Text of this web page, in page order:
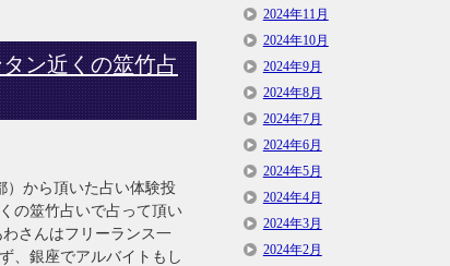
ン近くの筮竹占
）から頂いた占い体験投
の筮竹占いで占って頂い
さんはフリーランス一
、銀座でアルバイトもし
2024年11月
2024年10月
2024年9月
2024年8月
2024年7月
2024年6月
2024年5月
2024年4月
2024年3月
2024年2月